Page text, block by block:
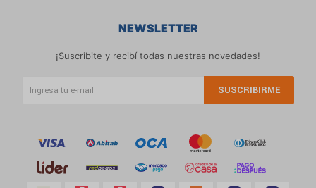
NEWSLETTER
¡Suscribite y recibí todas nuestras novedades!
SUSCRIBIRME